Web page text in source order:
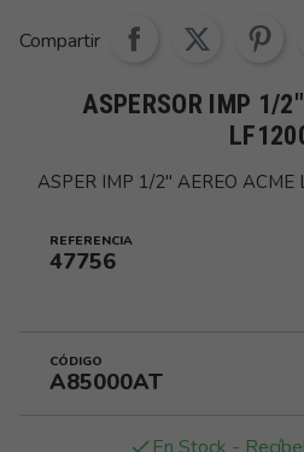
Compartir
ASPERSOR IMP 1/
ASPER IMP 1/2" AEREO ACME
REFERENCIA
47756
CÓDIGO
A85000AT
done